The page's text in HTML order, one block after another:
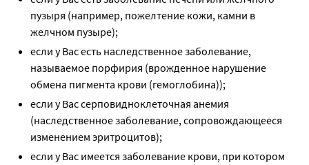
пузыря (например, пожелтение кожи, камни в
желчном пузыре);
если у Вас есть наследственное заболевание,
называемое порфирия (врожденное нарушение
обмена пигмента крови (гемоглобина));
если у Вас серповидноклеточная анемия
(наследственное заболевание, сопровождающееся
изменением эритроцитов);
если у Вас имеется заболевание крови, при котором